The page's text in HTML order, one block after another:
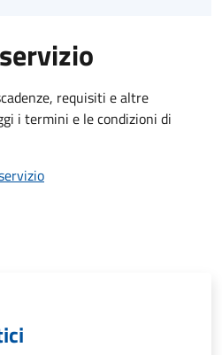
requisiti e altre
i termini e le condizioni di